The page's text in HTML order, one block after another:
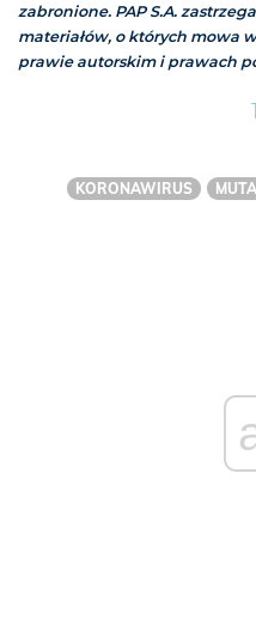
zabronione. PAP S.A.
materiałów, o których mowa
prawie autorskim i prawach
1
KORONAWIRUS